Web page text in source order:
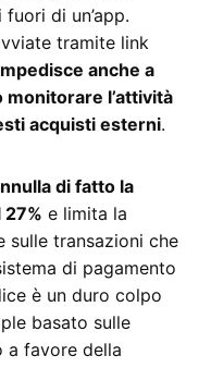
di un’app.
tramite link
anche a
l’attività
acquisti esterni.
di fatto la
e limita la
sulle transazioni che
di pagamento
è un duro colpo
basato sulle
a favore della